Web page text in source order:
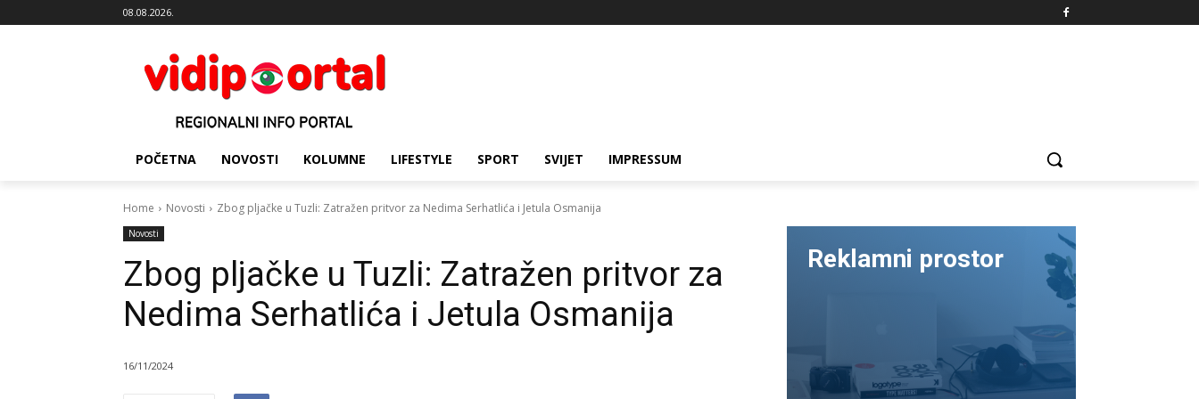
08.08.2026.
POČETNA NOVOSTI KOLUMNE LIFESTYLE SPORT SVIJET IMPRESSUM
Home Novosti Zbog pljačke u Tuzli: Zatražen pritvor za Nedima Serhatlića i Jetula Osmanija
Novosti
Zbog pljačke u Tuzli: Zatražen pritvor za
Nedima Serhatlića i Jetula Osmanija
16/11/2024
Reklamni prostor